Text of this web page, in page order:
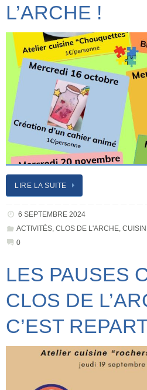
L’ARCHE !
LIRE LA SUITE
6 SEPTEMBRE 2024
ACTIVITÉS, CLOS DE L'ARCHE,
0
LES PAUSES
CLOS DE
C’EST